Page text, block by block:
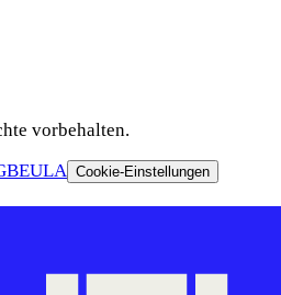
vorbehalten.
EULA Cookie-Einstellungen